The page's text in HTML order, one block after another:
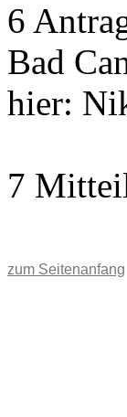
6
Bad
hier:
7
zum Seitenanfang